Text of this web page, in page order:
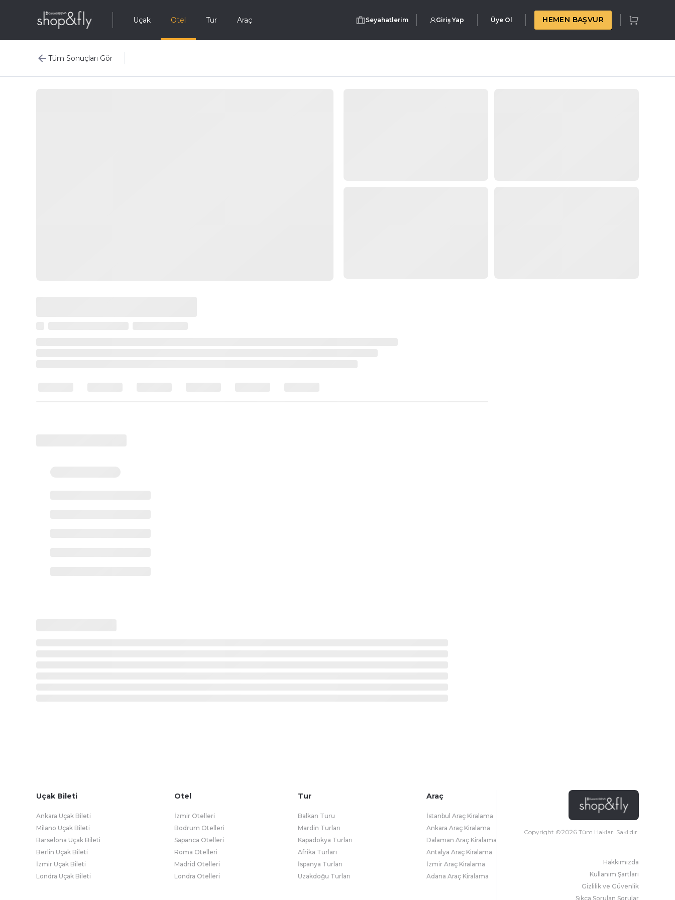
Uçak Otel Tur Araç Seyahatlerim Giriş Yap Üye Ol HEMEN BAŞVUR
Tüm Sonuçları Gör
Uçak Bileti
Ankara Uçak Bileti
Milano Uçak Bileti
Barselona Uçak Bileti
Berlin Uçak Bileti
İzmir Uçak Bileti
Londra Uçak Bileti
Otel
İzmir Otelleri
Bodrum Otelleri
Sapanca Otelleri
Roma Otelleri
Madrid Otelleri
Londra Otelleri
Tur
Balkan Turu
Mardin Turları
Kapadokya Turları
Afrika Turları
İspanya Turları
Uzakdoğu Turları
Araç
İstanbul Araç Kiralama
Ankara Araç Kiralama
Dalaman Araç Kiralama
Antalya Araç Kiralama
İzmir Araç Kiralama
Adana Araç Kiralama
Copyright ©2026 Tüm Hakları Saklıdır.
Hakkımızda
Kullanım Şartları
Gizlilik ve Güvenlik
Sıkça Sorulan Sorular